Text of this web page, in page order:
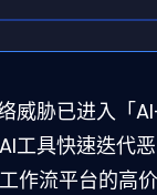
威胁已进入「
工具快速迭代恶
作流平台的高价